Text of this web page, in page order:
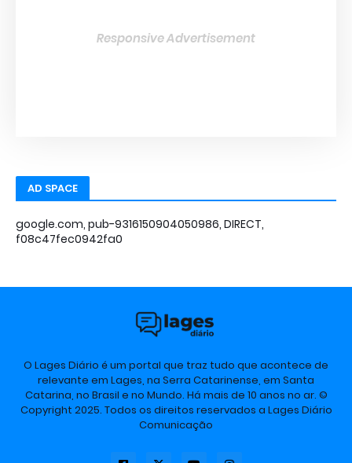
Responsive Advertisement
AD SPACE
google.com, pub-9316150904050986, DIRECT,
f08c47fec0942fa0
O Lages Diário é um portal que traz tudo que acontece de
relevante em Lages, na Serra Catarinense, em Santa
Catarina, no Brasil e no Mundo. Há mais de 10 anos no ar. ©
Copyright 2025. Todos os direitos reservados a Lages Diário
Comunicação